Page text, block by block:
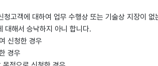
고객에 대하여 업무 수행상 또는 기술상 지장이
대해서 승낙하지 아니 합니다.
신청한 경우
경우